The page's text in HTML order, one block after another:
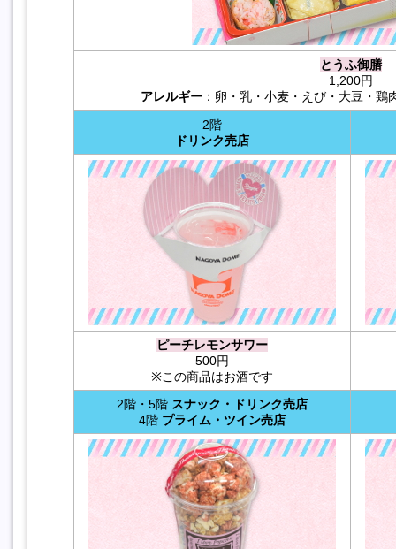
とうふ御膳
1,200円
アレルギー：卵・乳・小麦・えび・大豆・鶏
2階
ドリンク売店
ピーチレモンサワー
500円
※この商品はお酒です
2階・5階 スナック・ドリンク売店
4階 プライム・ツイン売店